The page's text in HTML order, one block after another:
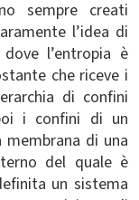
sempre creati
l’idea di
l’entropia è
che riceve i
di confini
i confini di un
di una
del quale è
un sistema